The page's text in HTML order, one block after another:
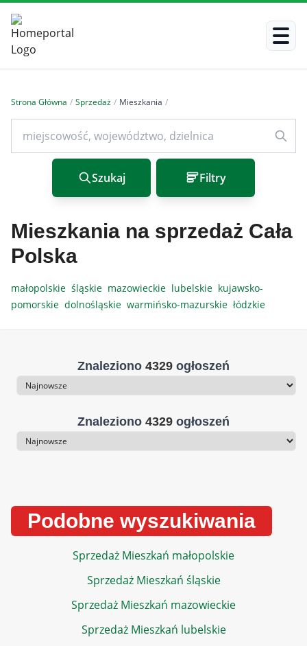
Strona Główna / Sprzedaż / Mieszkania /
Szukaj Filtry
Mieszkania na sprzedaż Cała
Polska
małopolskie śląskie mazowieckie lubelskie kujawsko-
pomorskie dolnośląskie warmińsko-mazurskie łódzkie
Znaleziono 4329 ogłoszeń
Sortowanie
Znaleziono 4329 ogłoszeń
Sortowanie
Podobne wyszukiwania
Sprzedaż Mieszkań małopolskie
Sprzedaż Mieszkań śląskie
Sprzedaż Mieszkań mazowieckie
Sprzedaż Mieszkań lubelskie